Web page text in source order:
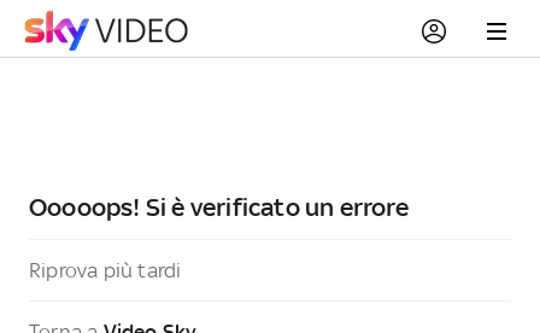
Ooooops! Si è verificato un errore
Riprova più tardi